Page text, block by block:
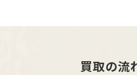
買取の流